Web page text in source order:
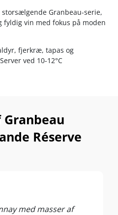
Granbeau-serie,
vin med fokus på moden
fjerkræ, tapas og
ved 10-12°C
Réserve
med masser af